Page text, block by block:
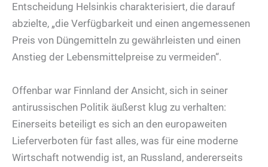
Entscheidung Helsinkis charakterisiert, die darauf
abzielte, „die Verfügbarkeit und einen angemessenen
Preis von Düngemitteln zu gewährleisten und einen
Anstieg der Lebensmittelpreise zu vermeiden“.
Offenbar war Finnland der Ansicht, sich in seiner
antirussischen Politik äußerst klug zu verhalten:
Einerseits beteiligt es sich an den europaweiten
Lieferverboten für fast alles, was für eine moderne
Wirtschaft notwendig ist, an Russland, andererseits